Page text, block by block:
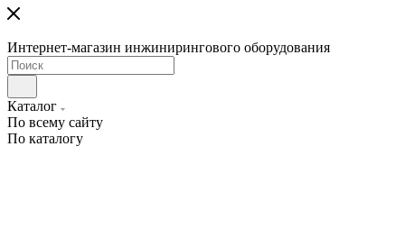
Интернет-магазин инжинирингового оборудования
Каталог
По всему сайту
По каталогу